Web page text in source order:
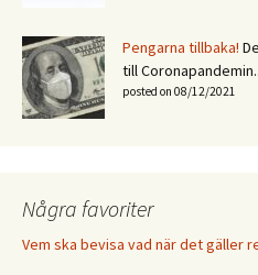
Pengarna tillbaka!
till
posted on 08/12/2021
Några favoriter
Vem ska bevisa vad när det gäller